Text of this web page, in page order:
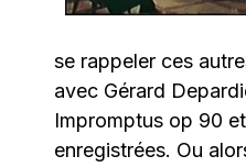
se rappeler ces
avec Gérard
Impromptus op 90
enregistrées. Ou